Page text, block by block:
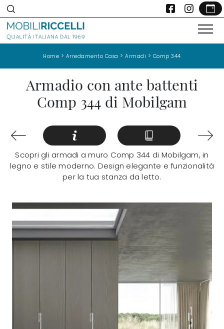
Home > Arredamento Casa >Armadi > Comp 344
Armadio con ante battenti
Comp 344 di Mobilgam
Scopri gli armadi a muro Comp 344 di Mobilgam, in
legno e stile moderno. Design elegante e funzionalità
per la tua stanza da letto.